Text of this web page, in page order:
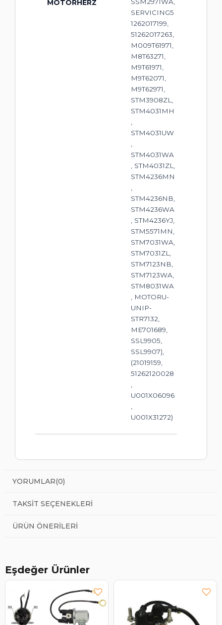
MOTORHERZ
SERVICING5
1262017199,
51262017263,
M009T61971,
M8T63271,
M9T61971,
M9T62071,
M9T62971,
STM3908ZL,
STM4031MH
STM4031UW
STM4031WA
, STM4031ZL,
STM4236MN
STM4236NB,
STM4236WA
, STM4236YJ,
STM5571MN,
STM7031WA,
STM7031ZL,
STM7123NB,
STM7123WA,
STM8031WA
, MOTORU-
UNIP-
STR7132,
ME701689,
SSL9905,
SSL9907),
(21019159,
51262120028
U001X06096
U001X31272)
YORUMLAR(0)
TAKSIT SEÇENEKLERI
ÜRÜN ÖNERILERI
Eşdeğer Ürünler